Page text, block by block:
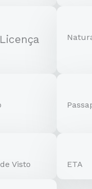
Visto ETA